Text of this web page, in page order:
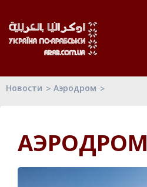
Новости Аэродром
АЭРОДРОМ